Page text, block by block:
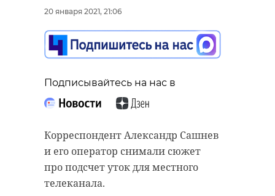
20 января 2021, 21:06
Подписывайтесь на нас в
Корреспондент Александр Сашнев
и его оператор снимали сюжет
про подсчет уток для местного
телеканала.